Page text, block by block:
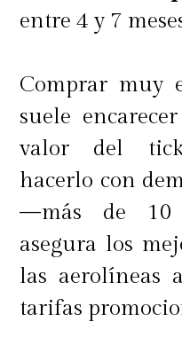
entre 4 y 7
Comprar muy
suele
valor del
hacerlo con
—más de 10
asegura los
las aerolíneas
tarifas